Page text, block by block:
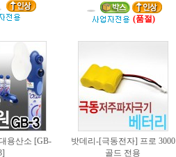
(품절)
용산소 [GB-
밧데리-[극동전자] 프로 3000
골드 전용